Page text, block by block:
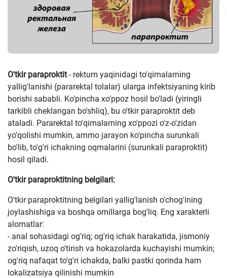
O'tkir paraproktit- rektum yaqinidagi to'qimalarning
yallig'lanishi (pararektal tolalar) ularga infektsiyaning kirib
borishi sababli. Ko'pincha xo'ppoz hosil bo'ladi (yiringli
tarkibli cheklangan bo'shliq), bu o'tkir paraproktit deb
ataladi. Pararektal to'qimalarning xo'ppozi o'z-o'zidan
yo'qolishi mumkin, ammo jarayon ko'pincha surunkali
bo'lib, to'g'ri ichakning oqmalarini (surunkali paraproktit)
hosil qiladi.
O'tkir paraproktitning belgilari:
O'tkir paraproktitning belgilari yallig'lanish o'chog'ining
joylashishiga va boshqa omillarga bog'liq. Eng xarakterli
alomatlar:
- anal sohasidagi og'riq; og'riq ichak harakatida, jismoniy
zo'riqish, uzoq o'tirish va hokazolarda kuchayishi mumkin;
og'riq nafaqat to'g'ri ichakda, balki pastki qorinda ham
lokalizatsiya qilinishi mumkin